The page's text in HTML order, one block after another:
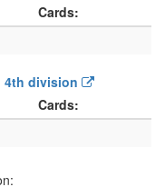
Cards:
4th division
Cards: